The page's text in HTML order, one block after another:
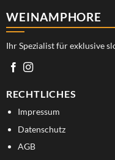
WEINAMPHORE
Ihr Spezialist für exklusive
RECHTLICHES
Impressum
Datenschutz
AGB